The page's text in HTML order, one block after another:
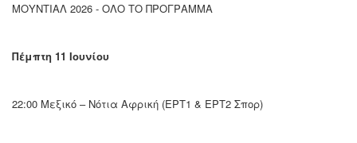
ΜΟΥΝΤΙΑΛ 2026 - ΟΛΟ ΤΟ ΠΡΟΓΡΑΜΜΑ
Πέμπτη 11 Ιουνίου
22:00 Μεξικό – Νότια Αφρική (ΕΡΤ1 & ΕΡΤ2 Σπορ)